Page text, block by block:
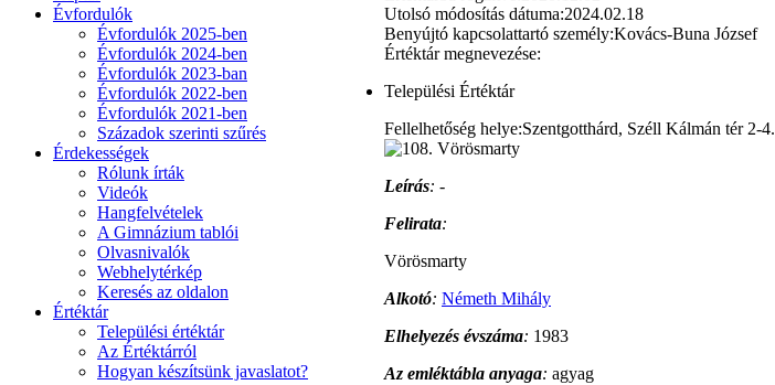
Évfordulók
Évfordulók 2025-ben
Évfordulók 2024-ben
Évfordulók 2023-ban
Évfordulók 2022-ben
Évfordulók 2021-ben
Századok szerinti szűrés
Érdekességek
Rólunk írták
Videók
Hangfelvételek
A Gimnázium tablói
Olvasnivalók
Webhelytérkép
Keresés az oldalon
Értéktár
Települési értéktár
Az Értéktárról
Hogyan készítsünk javaslatot?
Utolsó módosítás dátuma:2024.02.18
Benyújtó kapcsolattartó személy:Kovács-Buna József
Értéktár megnevezése:
Települési Értéktár
Fellelhetőség helye:Szentgotthárd, Széll Kálmán tér 2-4.
Leírás: -
Felirata:
Vörösmarty
Alkotó: Németh Mihály
Elhelyezés évszáma: 1983
Az emléktábla anyaga: agyag